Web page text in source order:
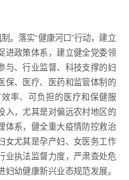
落实“健康河口”行动，建立
进政策体系，建立健全党委领
与、行业监督、科技支撑的妇
保、医疗、医药和监管体制的
率、可负担的医疗和保健服
入，尤其是对偏远农村地区的
体系，健全重大疫情防控救治
女尤其是孕产妇、女医务工作
业执法监督力度，严肃查处危
幼健康新兴业态规范发展。